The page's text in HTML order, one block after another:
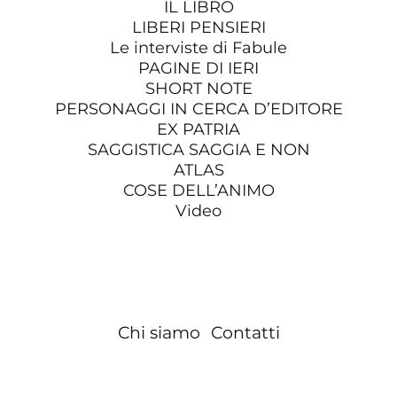
IL LIBRO
LIBERI PENSIERI
Le interviste di Fabule
PAGINE DI IERI
SHORT NOTE
PERSONAGGI IN CERCA D’EDITORE
EX PATRIA
SAGGISTICA SAGGIA E NON
ATLAS
COSE DELL’ANIMO
Video
Chi siamo Contatti